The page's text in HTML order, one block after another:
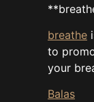
**
breathe
to
your
Balas